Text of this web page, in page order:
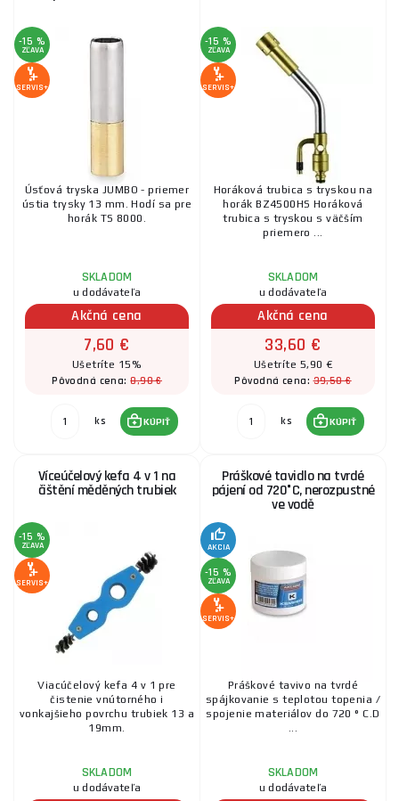
-15 %
ZĽAVA
SERVIS+
Úsťová tryska JUMBO - priemer
ústia trysky 13 mm. Hodí sa pre
horák TS 8000.
SKLADOM
u dodávateľa
Akčná cena
7,60 €
Ušetríte 15%
Pôvodná cena:8,90 €
ks KÚPIŤ
-15 %
ZĽAVA
SERVIS+
Horáková trubica s tryskou na
horák BZ4500HS Horáková
trubica s tryskou s väčším
priemero ...
SKLADOM
u dodávateľa
Akčná cena
33,60 €
Ušetríte 5,90 €
Pôvodná cena:39,50 €
ks KÚPIŤ
Víceúčelový kefa 4 v 1 na
čištění měděných trubiek
-15 %
ZĽAVA
SERVIS+
Viacúčelový kefa 4 v 1 pre
čistenie vnútorného i
vonkajšieho povrchu trubiek 13 a
19mm.
SKLADOM
u dodávateľa
Práškové tavidlo na tvrdé
pájení od 720°C, nerozpustné
ve vodě
AKCIA
-15 %
ZĽAVA
SERVIS+
Práškové tavivo na tvrdé
spájkovanie s teplotou topenia /
spojenie materiálov do 720 ° C.D
...
SKLADOM
u dodávateľa